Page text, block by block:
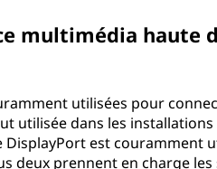
multimédia haute
utilisées pour
utilisée dans les installations
est couramment
deux prennent en charge